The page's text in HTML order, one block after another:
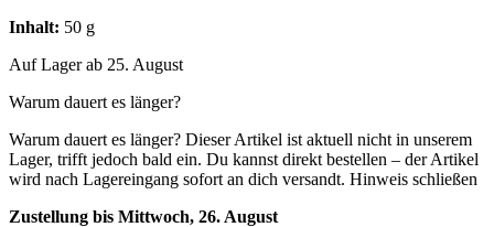
Inhalt: 50 g
Auf Lager ab 25. August
Warum dauert es länger?
Warum dauert es länger? Dieser Artikel ist aktuell nicht in unserem
Lager, trifft jedoch bald ein. Du kannst direkt bestellen – der Artikel
wird nach Lagereingang sofort an dich versandt. Hinweis schließen
Zustellung bis Mittwoch, 26. August